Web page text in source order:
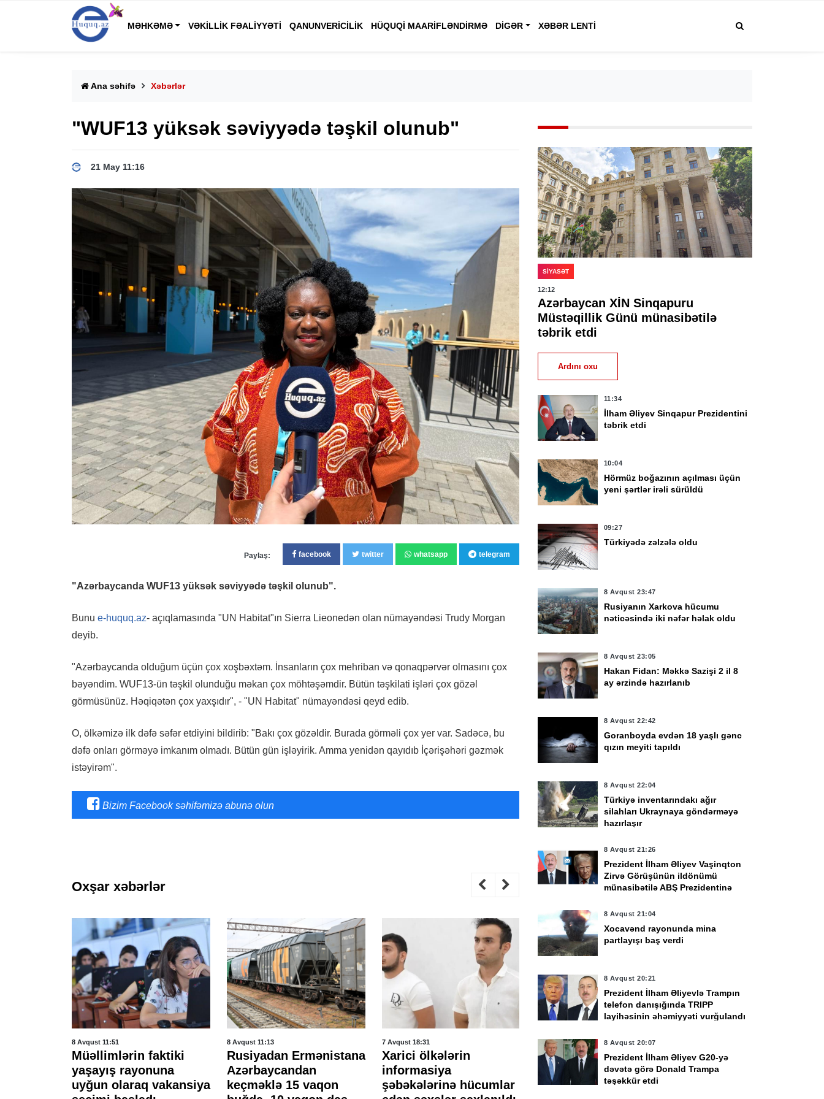
MƏHKƏMƏ VƏKILLIK FƏALIYYƏTI QANUNVERICILIK HÜQUQI MAARIFLƏNDIRMƏ DIGƏR XƏBƏR LENTI
Ana səhifə Xəbərlər
"WUF13 yüksək səviyyədə təşkil olunub"
21 May 11:16
Paylaş: facebook twitter whatsapp telegram
"Azərbaycanda WUF13 yüksək səviyyədə təşkil olunub".
Bunu e-huquq.az- açıqlamasında "UN Habitat"ın Sierra Lieonedən olan nümayəndəsi Trudy Morgan
deyib.
"Azərbaycanda olduğum üçün çox xoşbəxtəm. İnsanların çox mehriban və qonaqpərvər olmasını çox
bəyəndim. WUF13-ün təşkil olunduğu məkan çox möhtəşəmdir. Bütün təşkilati işləri çox gözəl
görmüsünüz. Həqiqətən çox yaxşıdır", - "UN Habitat" nümayəndəsi qeyd edib.
O, ölkəmizə ilk dəfə səfər etdiyini bildirib: "Bakı çox gözəldir. Burada görməli çox yer var. Sadəcə, bu
dəfə onları görməyə imkanım olmadı. Bütün gün işləyirik. Amma yenidən qayıdıb İçərişəhəri gəzmək
istəyirəm".
Bizim Facebook səhifəmizə abunə olun
Oxşar xəbərlər
8 Avqust 11:51
Müəllimlərin faktiki
yaşayış rayonuna
uyğun olaraq vakansiya
8 Avqust 11:13
Rusiyadan Ermənistana
Azərbaycandan
keçməklə 15 vaqon
7 Avqust 18:31
Xarici ölkələrin
informasiya
şəbəkələrinə hücumlar
7 Avqust 17:43
Bəzi yerlərə yağış
yağacaq, dolu düşəcək
-XƏBƏRDARLIQ
Maliyyə Nazirliyi I
yarımildə 315
SIYASƏT
12:12
Azərbaycan XİN Sinqapuru
Müstəqillik Günü münasibətilə
təbrik etdi
Ardını oxu
11:34
İlham Əliyev Sinqapur Prezidentini
təbrik etdi
10:04
Hörmüz boğazının açılması üçün
yeni şərtlər irəli sürüldü
09:27
Türkiyədə zəlzələ oldu
8 Avqust 23:47
Rusiyanın Xarkova hücumu
nəticəsində iki nəfər həlak oldu
8 Avqust 23:05
Hakan Fidan: Məkkə Sazişi 2 il 8
ay ərzində hazırlanıb
8 Avqust 22:42
Goranboyda evdən 18 yaşlı gənc
qızın meyiti tapıldı
8 Avqust 22:04
Türkiyə inventarındakı ağır
silahları Ukraynaya göndərməyə
hazırlaşır
8 Avqust 21:26
Prezident İlham Əliyev Vaşinqton
Zirvə Görüşünün ildönümü
münasibətilə ABŞ Prezidentinə
8 Avqust 21:04
Xocavənd rayonunda mina
partlayışı baş verdi
8 Avqust 20:21
Prezident İlham Əliyevlə Trampın
telefon danışığında TRIPP
layihəsinin əhəmiyyəti vurğulandı
8 Avqust 20:07
Prezident İlham Əliyev G20-yə
dəvətə görə Donald Trampa
təşəkkür etdi